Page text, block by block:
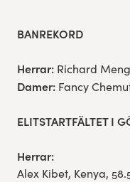
BANREKORD
Herrar: Richard
Damer:Fancy
ELITSTARTFÄLTET I
Herrar:
Alex Kibet, Kenya,